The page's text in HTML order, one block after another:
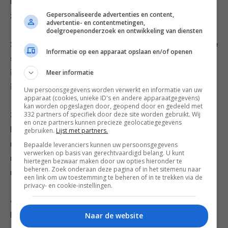
ze gaar zijn. Giet goed af en laat iets afkoelen.
2. Prak de linzen met een vork of pureer ze grof met de
staafmixer. Doe ze in een kom, voeg de rest van de
ingrediënten toe en roer door elkaar. Zet 30 minuten
in de koelkast.
3. Verwarm de oven voor op 190 °C en leg een vel
bakpapier op een bakplaat. Draai 15 balletjes van het
mengsel, leg deze op het bakpapier en zet ze 15-20
minuten in de oven. Keer elke 5 minuten om zodat ze
rondom bruinen.
4. Maak ondertussen de citroenmelissesaus met
basilicum: doe alle ingrediënten in een blender met 2
Gepersonaliseerde advertenties en content,
advertentie- en contentmetingen,
doelgroepenonderzoek en ontwikkeling van diensten
Informatie op een apparaat opslaan en/of openen
Meer informatie
Uw persoonsgegevens worden verwerkt en informatie van uw
apparaat (cookies, unieke ID's en andere apparaatgegevens)
kan worden opgeslagen door, geopend door en gedeeld met
332 partners of specifiek door deze site worden gebruikt. Wij
en onze partners kunnen precieze geolocatiegegevens
gebruiken. Lijst met partners.
Bepaalde leveranciers kunnen uw persoonsgegevens
verwerken op basis van gerechtvaardigd belang. U kunt
hiertegen bezwaar maken door uw opties hieronder te
beheren. Zoek onderaan deze pagina of in het sitemenu naar
een link om uw toestemming te beheren of in te trekken via de
privacy- en cookie-instellingen.
Naar de website